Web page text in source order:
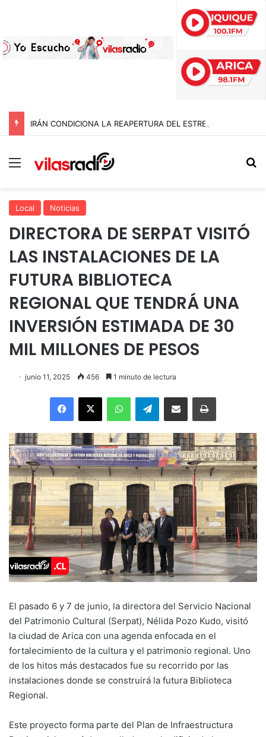
Menú
Local Noticias
DIRECTORA DE SERPAT VISITÓ
LAS INSTALACIONES DE LA
FUTURA BIBLIOTECA
REGIONAL QUE TENDRÁ UNA
INVERSIÓN ESTIMADA DE 30
MIL MILLONES DE PESOS
junio 11, 2025 456 1 minuto de lectura
Facebook
X WhatsAppTelegramEnviar vía email Imprimir
El pasado 6 y 7 de junio, la directora del Servicio Nacional
del Patrimonio Cultural (Serpat), Nélida Pozo Kudo, visitó
la ciudad de Arica con una agenda enfocada en el
fortalecimiento de la cultura y el patrimonio regional. Uno
de los hitos más destacados fue su recorrido por las
instalaciones donde se construirá la futura Biblioteca
Regional.
Este proyecto forma parte del Plan de Infraestructura